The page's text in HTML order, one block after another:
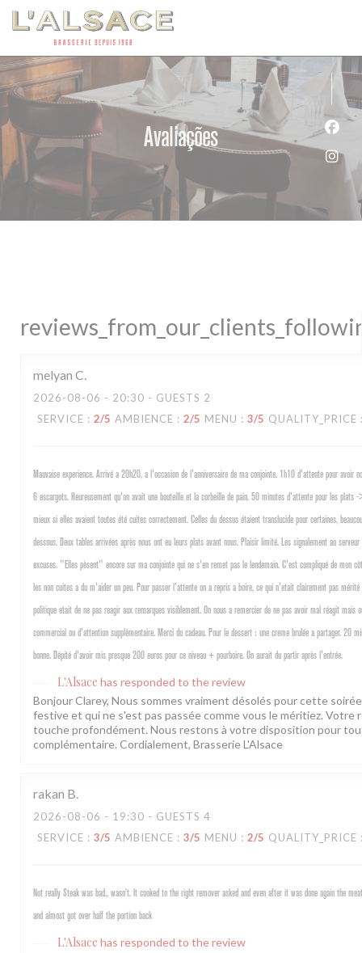
Painel de Gerenciamento de Cookies
Avaliações
melyan C
2026-08-06 - 20:30 - GUESTS 2
SERVICE : 2/5 AMBIENCE : 2/5 MENU : 3/5 QUALITY_PRICE
Mauvaise experience. Arrivé a 20h20, a l'occasion de l'anniversaire de ma conjointe. 1h10 d'attente pour avoir
6 escargots. Heureusement qu'on avait une bouteille et la corbeille de pain. 50 minutes d'attente pour les plats
mieux si elles avaient toutes été cuites correctement. Celles du dessus étaient translucide pour certaines,
dessous. Deux tables arrivées après nous ont eu leurs plats avant nous. Plaisir limité. Les signalement au
excuses. "Elles pèsent" encore sur ma conjointe qui ne s'en remet pas le lendemain. C'est compliqué de mon
les non cuites a du m'aider un peu. Pour passer l'attente on a repris a boire, ce qui n'etait clairement pas
politique etait de ne pas reagir aux remarques visiblement. On nous a remercier de ne pas avoir mal réagit mais
commercial ou d'attention supplémentaire. Merci du cadeau. Pour le dessert : une creme brulée a partager. 20
bonne. Dépité d'avoir mis presque 200 euros pour ce niveau + pourboire. On aurait du partir après l'entrée.
L'Alsace has responded to the review
Bonjour Clarey, Nous sommes vraiment désolés pour cette
festive et qui ne s'est pas passée comme vous le méritiez. Votre
touche profondément. Nous restons à votre disposition pour
complémentaire. Cordialement, Brasserie L'Alsace
rakan B
2026-08-06 - 19:30 - GUESTS 4
SERVICE : 3/5 AMBIENCE : 3/5 MENU : 2/5 QUALITY_PRICE
Not really Steak was bad,, wasn’t. It cooked to the right remover asked and even after it was done again the
and almost got over half the portion back
L'Alsace has responded to the review